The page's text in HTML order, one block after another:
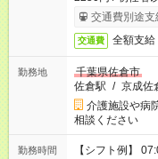
交通費別途支
交通費 全額支給
勤務地
千葉県佐倉市
佐倉駅 / 京成佐
介護施設や病
相談ください
勤務時間
【シフト例】